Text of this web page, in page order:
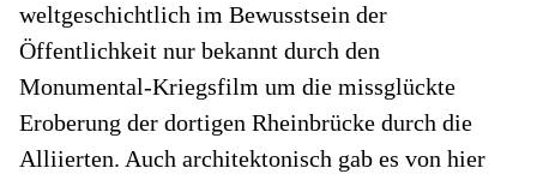
weltgeschichtlich im Bewusstsein der
Öffentlichkeit nur bekannt durch den
Monumental-Kriegsfilm um die missglückte
Eroberung der dortigen Rheinbrücke durch die
Alliierten. Auch architektonisch gab es von hier